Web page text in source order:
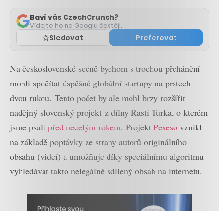
Baví vás CzechCrunch?
Vídejte ho na Googlu častěji.
Sledovat Preferovat
Na československé scéně bychom s trochou přehánění
mohli spočítat úspěšné globální startupy na prstech
dvou rukou. Tento počet by ale mohl brzy rozšířit
nadějný slovenský projekt z dílny Rasti Turka, o kterém
jsme psali před necelým rokem. Projekt Pexeso vznikl
na základě poptávky ze strany autorů originálního
obsahu (videí) a umožňuje díky speciálnímu algoritmu
vyhledávat takto nelegálně sdílený obsah na internetu.